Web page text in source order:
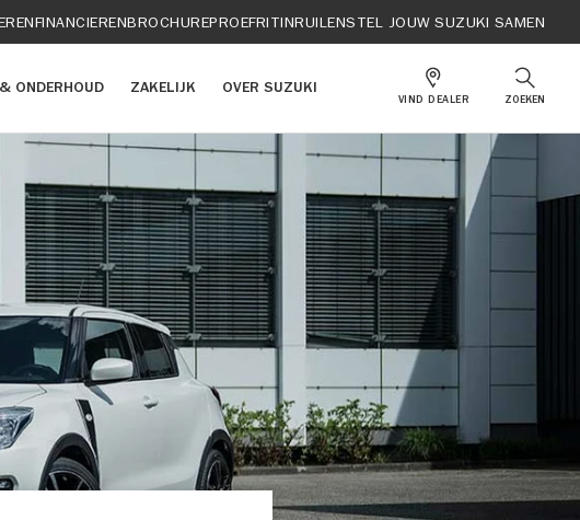
FINANCIERENBROCHUREPROEFRITINRUILENSTEL JOUW SUZUKI SAMEN
ONDERHOUD ZAKELIJK OVER SUZUKI
VIND DEALER ZOEKEN